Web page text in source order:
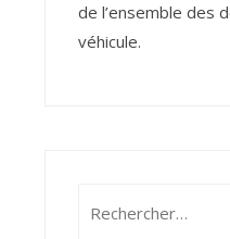
de l’ensemble des
véhicule.